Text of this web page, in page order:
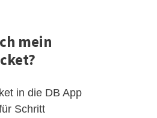
mein
in die DB App
Schritt